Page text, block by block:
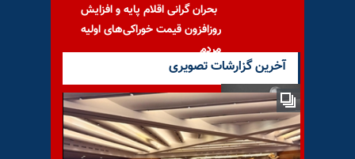
بحران گرانی اقلام پایه و افزایش
روزافزون قیمت خوراکی‌های اولیه
مردم
تشدید کشمکش‌های درونی
آخرین گزارشات تصویری